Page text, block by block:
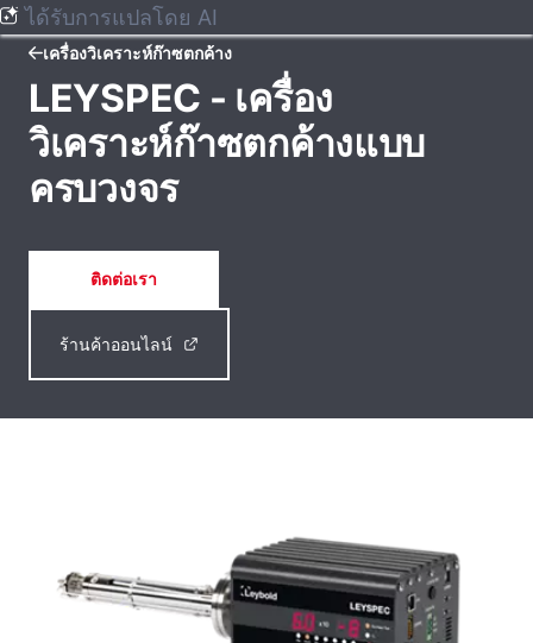
ได้รับการแปลโดย AI
เครื่องวิเคราะห์ก๊าซตกค้าง
LEYSPEC - เครื่อง
วิเคราะห์ก๊าซตกค้างแบบ
ครบวงจร
ติดต่อเรา
ร้านค้าออนไลน์